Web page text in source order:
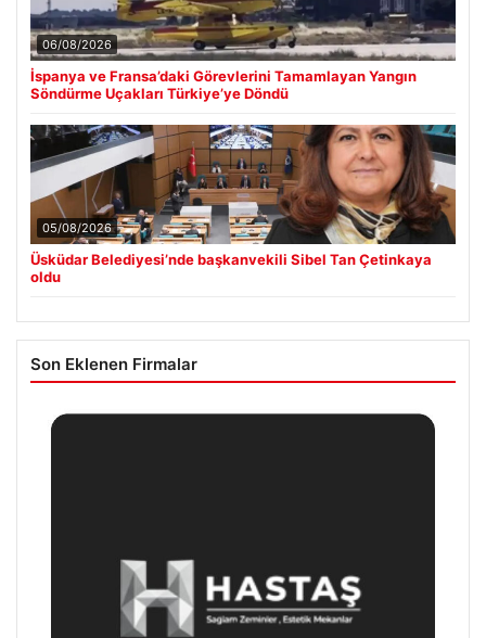
06/08/2026
İspanya ve Fransa’daki Görevlerini Tamamlayan Yangın
Söndürme Uçakları Türkiye’ye Döndü
05/08/2026
Üsküdar Belediyesi’nde başkanvekili Sibel Tan Çetinkaya
oldu
Son Eklenen Firmalar